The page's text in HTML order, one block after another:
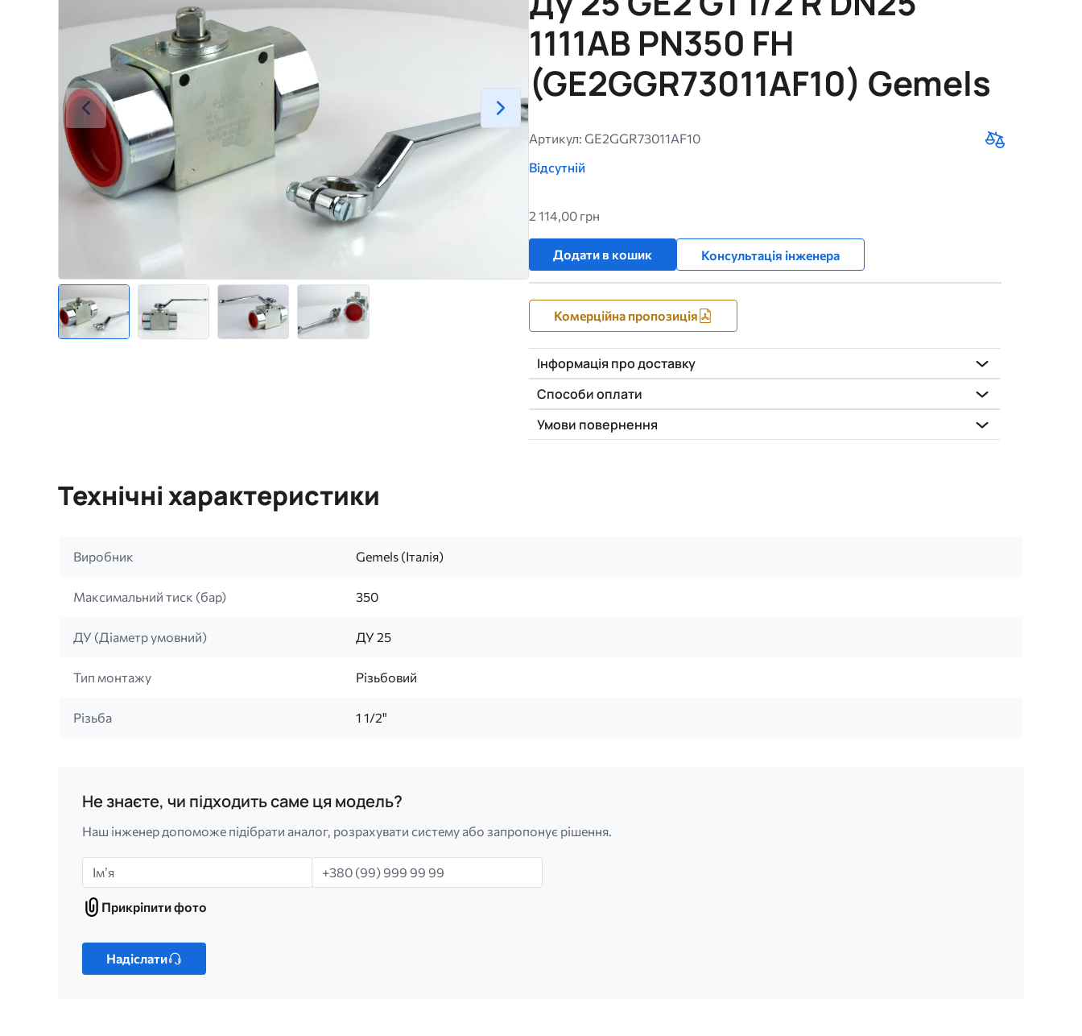
1111AB PN350 FH
(GE2GGR73011AF10) Gemels
Артикул: GE2GGR73011AF10
Відсутній
2 114,00 грн
Додати в кошик Консультація інженера
Комерційна пропозиція
Інформація про доставку
Способи оплати
Умови повернення
Технічні характеристики
Виробник Gemels (Італія)
Максимальний тиск (бар) 350
ДУ (Діаметр умовний) ДУ 25
Тип монтажу Різьбовий
Різьба 1 1/2"
Не знаєте, чи підходить саме ця модель?
Наш інженер допоможе підібрати аналог, розрахувати систему або запропонує рішення.
Імʼя Телефон
Прикріпити
Прикріпити фото
один
файл.
Надіслати